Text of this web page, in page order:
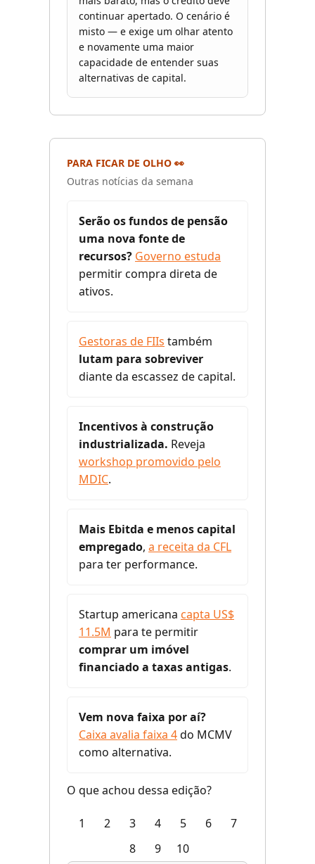
continuar apertado. O cenário é
misto — e exige um olhar atento
e novamente uma maior
capacidade de entender suas
alternativas de capital.
PARA FICAR DE OLHO 👀
Outras notícias da semana
Serão os fundos de pensão
uma nova fonte de
recursos? Governo estuda
permitir compra direta de
ativos.
Gestoras de FIIs também
lutam para sobreviver
diante da escassez de capital.
Incentivos à construção
industrializada. Reveja
workshop promovido pelo
MDIC.
Mais Ebitda e menos capital
empregado, a receita da CFL
para ter performance.
Startup americana capta US$
11.5M para te permitir
comprar um imóvel
financiado a taxas antigas.
Vem nova faixa por aí?
Caixa avalia faixa 4do MCMV
como alternativa.
O que achou dessa edição?
1 2 3 4 5 6
7
8
9 10